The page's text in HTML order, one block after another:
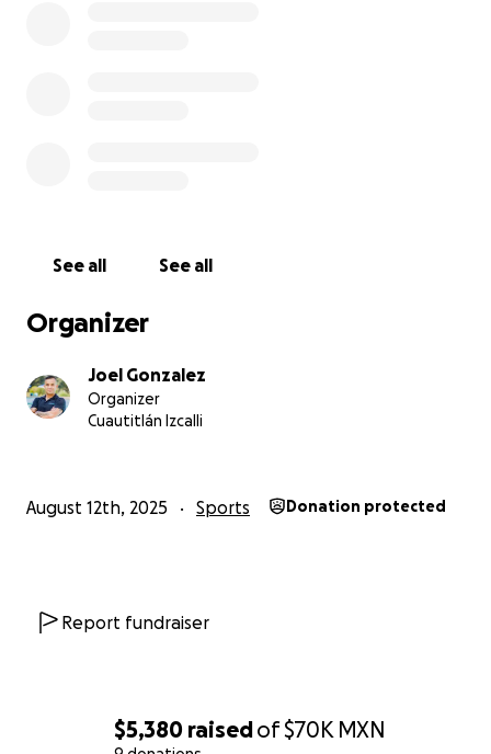
$5,380 raisedof$70K MXN
See all See all
Organizer
Joel Gonzalez
Organizer
Cuautitlán Izcalli
August 12th, 2025 Sports Donation protected
Report fundraiser